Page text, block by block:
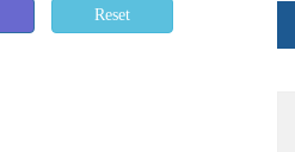
Reset